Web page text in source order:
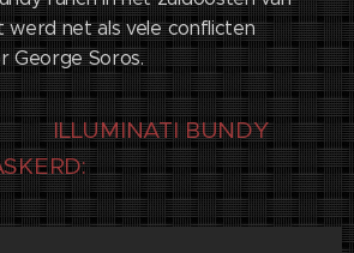
werd net als vele conflicten
George Soros.
BUNDY